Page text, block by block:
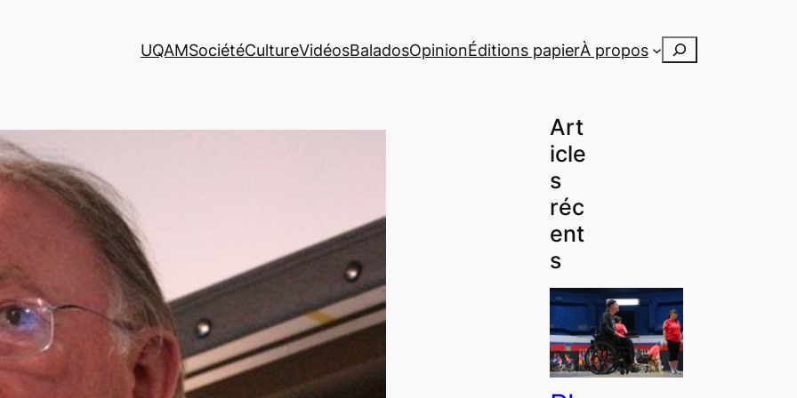
UQAMSociétéCultureVidéosBaladosOpinionÉditions papierÀ propos Rechercher
Art
icle
s
réc
ent
s